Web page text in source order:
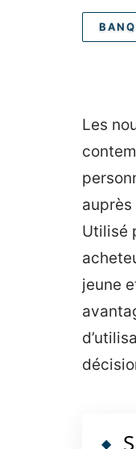
Les
Utilisé
jeune